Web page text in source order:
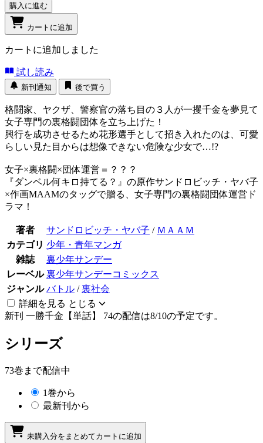
購入に進む
カートに追加
カートに追加しました
試し読み
新刊通知 後で買う
格闘家、ヤクザ、警察官の落ち目の３人が一攫千金を夢見て
女子専門の裏格闘団体を立ち上げた！
興行を成功させるため花形選手として招き入れたのは、可愛
らしい見た目からは想像できない危険な少女で…!?
女子×裏格闘×団体運営＝？？？
『ダンベル何キロ持てる？』の原作サンドロビッチ・ヤバ子
×作画MAAMのタッグで贈る、女子専門の裏格闘団体運営ド
ラマ！
著者 サンドロビッチ・ヤバ子 / ＭＡＡＭ
カテゴリ 少年・青年マンガ
雑誌
裏少年サンデー
レーベル 裏少年サンデーコミックス
ジャンル バトル /裏社会
詳細を見る とじる
新刊 一勝千金【単話】 74の配信は8/10の予定です。
シリーズ
73巻まで配信中
1巻から
最新刊から
未購入分をまとめてカートに追加